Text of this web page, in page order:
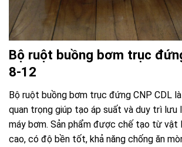
Bộ ruột buồng bơm trục
8-12
Bộ ruột buồng bơm trục đứng CNP CDL
quan trọng giúp tạo áp suất và duy trì lưu
máy bơm. Sản phẩm được chế tạo từ vật
cao, có độ bền tốt, khả năng chống ăn